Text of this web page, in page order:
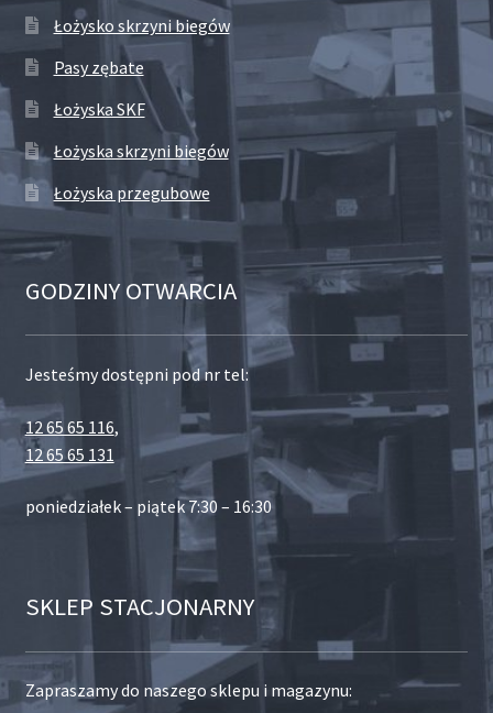
Łożysko skrzyni biegów
Pasy zębate
Łożyska SKF
Łożyska skrzyni biegów
Łożyska przegubowe
GODZINY OTWARCIA
Jesteśmy dostępni pod nr tel:
12 65 65 116,
12 65 65 131
poniedziałek – piątek 7:30 – 16:30
SKLEP STACJONARNY
Zapraszamy do naszego sklepu i magazynu: